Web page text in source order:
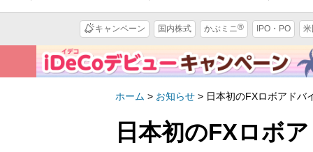
キャンペーン 国内株式 かぶミニ® IPO・PO
ホーム > お知らせ > 日本初のFXロボアドバ
日本初のFXロボ